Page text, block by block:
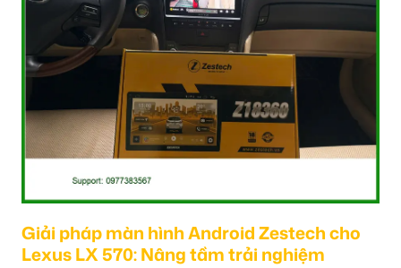
Giải pháp màn hình Android Zestech cho
Lexus LX 570: Nâng tầm trải nghiệm